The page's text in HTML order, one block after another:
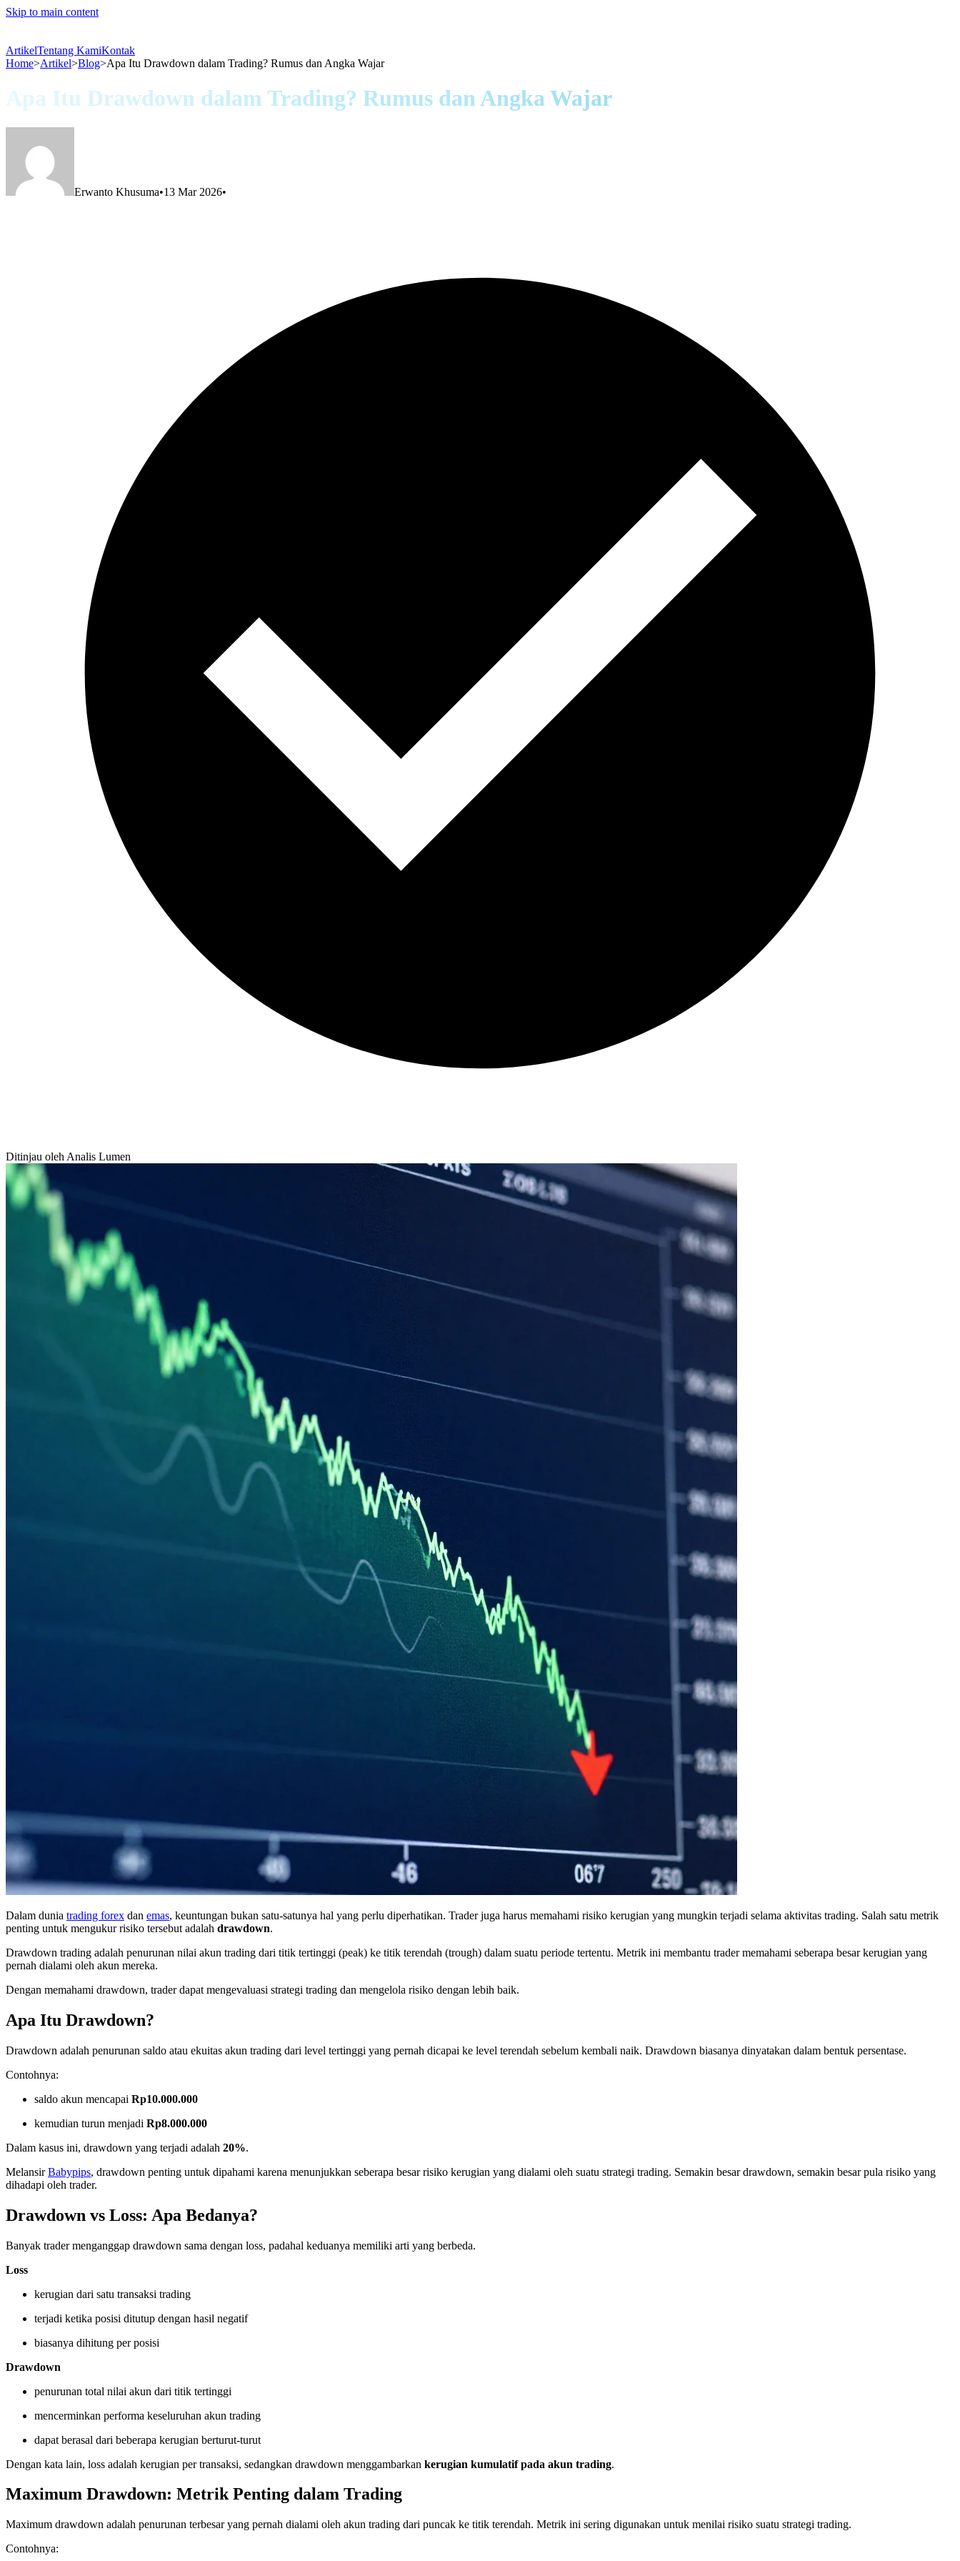
Skip to main content
ArtikelTentang KamiKontak
Home>Artikel>Blog>Apa Itu Drawdown dalam Trading? Rumus dan Angka Wajar
Apa Itu Drawdown dalam Trading? Rumus dan Angka Wajar
Erwanto Khusuma•13 Mar 2026•
Ditinjau oleh Analis Lumen
Dalam dunia trading forex dan emas, keuntungan bukan satu-satunya hal yang perlu diperhatikan. Trader juga harus memahami risiko kerugian yang mungkin terjadi selama aktivitas trading. Salah satu metrik
penting untuk mengukur risiko tersebut adalah drawdown.
Drawdown trading adalah penurunan nilai akun trading dari titik tertinggi (peak) ke titik terendah (trough) dalam suatu periode tertentu. Metrik ini membantu trader memahami seberapa besar kerugian yang
pernah dialami oleh akun mereka.
Dengan memahami drawdown, trader dapat mengevaluasi strategi trading dan mengelola risiko dengan lebih baik.
Apa Itu Drawdown?
Drawdown adalah penurunan saldo atau ekuitas akun trading dari level tertinggi yang pernah dicapai ke level terendah sebelum kembali naik. Drawdown biasanya dinyatakan dalam bentuk persentase.
Contohnya:
saldo akun mencapai Rp10.000.000
kemudian turun menjadi Rp8.000.000
Dalam kasus ini, drawdown yang terjadi adalah 20%.
MelansirBabypips, drawdown penting untuk dipahami karena menunjukkan seberapa besar risiko kerugian yang dialami oleh suatu strategi trading. Semakin besar drawdown, semakin besar pula risiko yang
dihadapi oleh trader.
Drawdown vs Loss: Apa Bedanya?
Banyak trader menganggap drawdown sama dengan loss, padahal keduanya memiliki arti yang berbeda.
Loss
kerugian dari satu transaksi trading
terjadi ketika posisi ditutup dengan hasil negatif
biasanya dihitung per posisi
Drawdown
penurunan total nilai akun dari titik tertinggi
mencerminkan performa keseluruhan akun trading
dapat berasal dari beberapa kerugian berturut-turut
Dengan kata lain, loss adalah kerugian per transaksi, sedangkan drawdown menggambarkan kerugian kumulatif pada akun trading.
Maximum Drawdown: Metrik Penting dalam Trading
Maximum drawdown adalah penurunan terbesar yang pernah dialami oleh akun trading dari puncak ke titik terendah. Metrik ini sering digunakan untuk menilai risiko suatu strategi trading.
Contohnya: